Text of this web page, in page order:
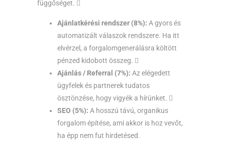
függőséget. 
Ajánlatkérési rendszer (8%): A gyors és
automatizált válaszok rendszere. Ha itt
elvérzel, a forgalomgenerálásra költött
pénzed kidobott összeg. 
Ajánlás / Referral (7%): Az elégedett
ügyfelek és partnerek tudatos
ösztönzése, hogy vigyék a hírünket. 
SEO (5%): A hosszú távú, organikus
forgalom építése, ami akkor is hoz vevőt,
ha épp nem fut hirdetésed.